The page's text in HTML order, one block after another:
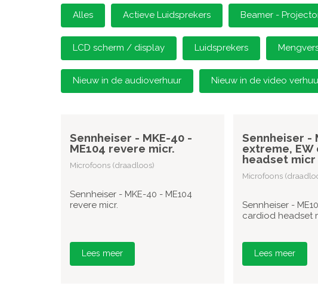
Alles Actieve Luidsprekers Beamer -
LCD scherm / display Luidsprekers
Nieuw in de audioverhuur Nieuw in de video
Sennheiser - MKE-40 -
ME104 revere micr.
Microfoons (draadloos)
Sennheiser - MKE-40 - ME104
revere micr.
Lees meer
Sennheiser -
extreme, EW
headset micr
Microfoons
Sennheiser -
cardiod headset
Lees meer